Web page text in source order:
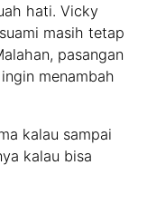
hati. Vicky
masih tetap
pasangan
menambah
kalau sampai
kalau bisa